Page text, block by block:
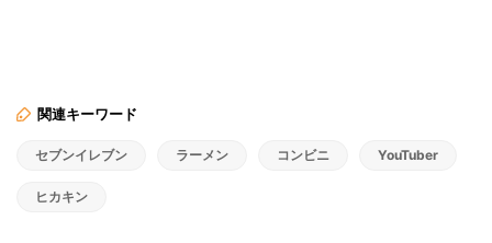
関連キーワード
セブンイレブン ラーメン コンビニ YouTuber
ヒカキン